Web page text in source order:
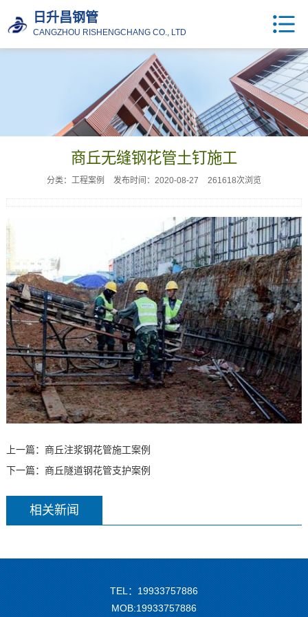
日升昌钢管
CANGZHOU RISHENGCHANG CO., LTD
商丘无缝钢花管土钉施工
分类：工程案例 发布时间：2020-08-27 261618次浏览
上一篇： 商丘注浆钢花管施工案例
下一篇： 商丘隧道钢花管支护案例
相关新闻
TEL：19933757886
MOB:19933757886